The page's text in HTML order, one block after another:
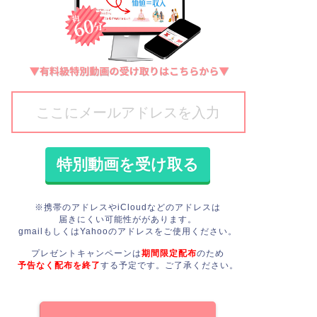
※携帯のアドレスやiCloudなどのアドレスは
届きにくい可能性ががあります。
gmailもしくはYahooのアドレスをご使用ください。
プレゼントキャンペーンは期間限定配布のため
予告なく配布を終了する予定です。 ご了承ください。